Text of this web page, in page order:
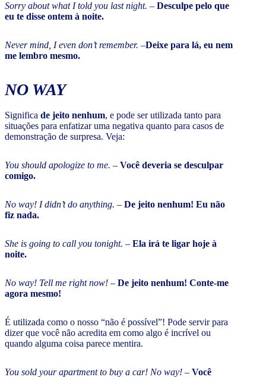
Sorry about what I told you last night. – Desculpe pelo que
eu te disse ontem à noite.
Never mind, I even don’t remember. –Deixe para lá, eu nem
me lembro mesmo.
NO WAY
Significa de jeito nenhum, e pode ser utilizada tanto para
situações para enfatizar uma negativa quanto para casos de
demonstração de surpresa. Veja:
You should apologize to me. – Você deveria se desculpar
comigo.
No way! I didn’t do anything. – De jeito nenhum! Eu não
fiz nada.
She is going to call you tonight. – Ela irá te ligar hoje à
noite.
No way! Tell me right now! – De jeito nenhum! Conte-me
agora mesmo!
É utilizada como o nosso “não é possível”! Pode servir para
dizer que você não acredita em como algo é incrível ou
quando alguma coisa parece mentira.
You sold your apartment to buy a car! No way! – Você